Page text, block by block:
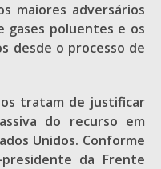
maiores adversários
gases poluentes e os
desde o processo de
tratam de justificar
do recurso em
Unidos. Conforme
da Frente